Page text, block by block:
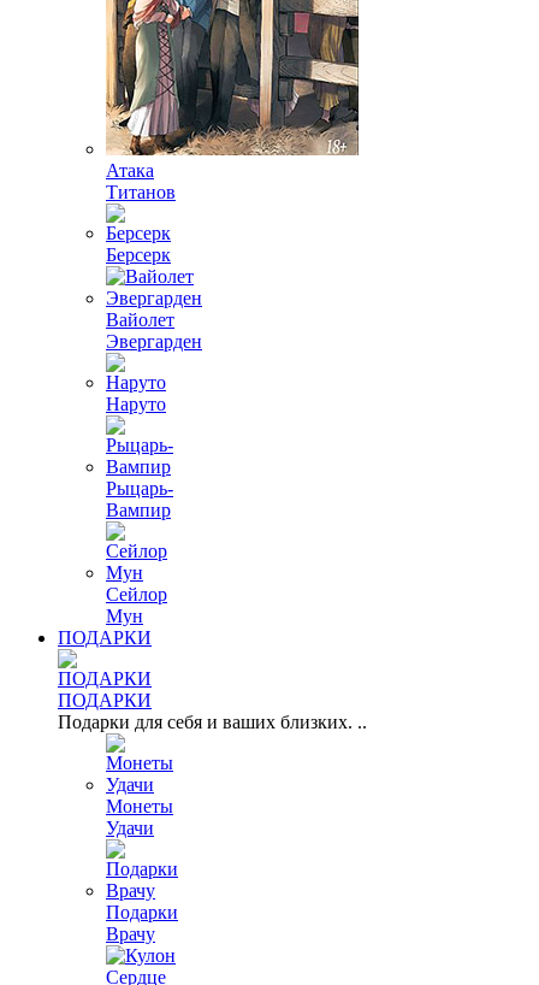
Атака
Титанов
Берсерк
Вайолет
Эвергарден
Наруто
Рыцарь-
Вампир
Сейлор
Мун
ПОДАРКИ
ПОДАРКИ
Подарки для себя и ваших близких. ..
Монеты
Удачи
Подарки
Врачу